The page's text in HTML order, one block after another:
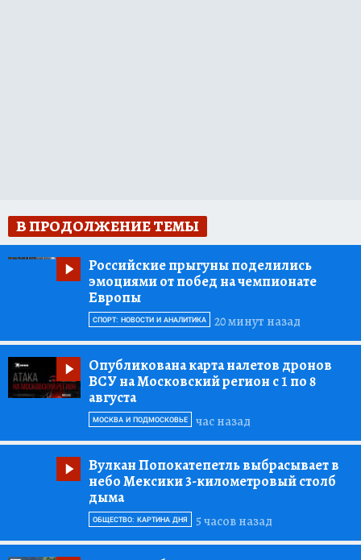
В ПРОДОЛЖЕНИЕ ТЕМЫ
Российские прыгуны поделились
эмоциями от побед на чемпионате
Европы
20 минут назад
СПОРТ: НОВОСТИ И АНАЛИТИКА
Опубликована карта налетов дронов
ВСУ на Московский регион с 1 по 8
августа
час назад
МОСКВА И ПОДМОСКОВЬЕ
Вулкан Попокатепетль выбрасывает в
небо Мексики 3-километровый столб
дыма
5 часов назад
ОБЩЕСТВО: КАРТИНА ДНЯ